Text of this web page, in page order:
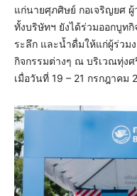
แก่นายศุภศิษย์ กอเจริญยศ
ทั้งบริษัทฯ ยังได้ร่วมออกบูท
ระลึก และน้ำดื่มให้แก่ผู้ร่วม
กิจกรรมต่างๆ ณ บริเวณทุ่งศ
เมื่อวันที่ 19 – 21 กรกฎาคม